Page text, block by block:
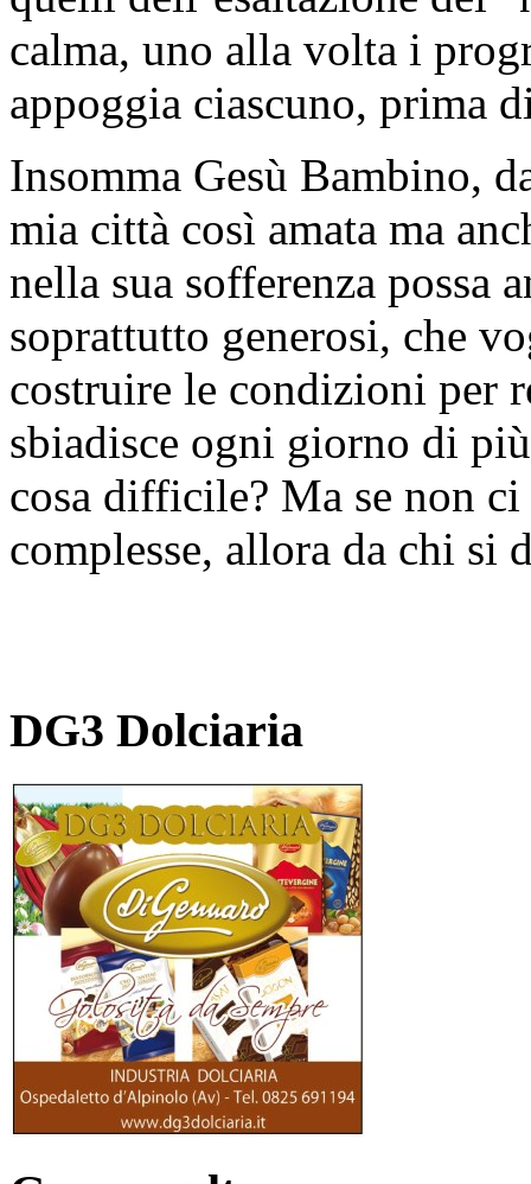
calma, uno alla volta i
appoggia ciascuno, prima
Insomma Gesù Bambino,
mia città così amata ma
nella sua sofferenza possa
soprattutto generosi, che
costruire le condizioni per
sbiadisce ogni giorno di
cosa difficile? Ma se non
complesse, allora da chi si
DG3 Dolciaria